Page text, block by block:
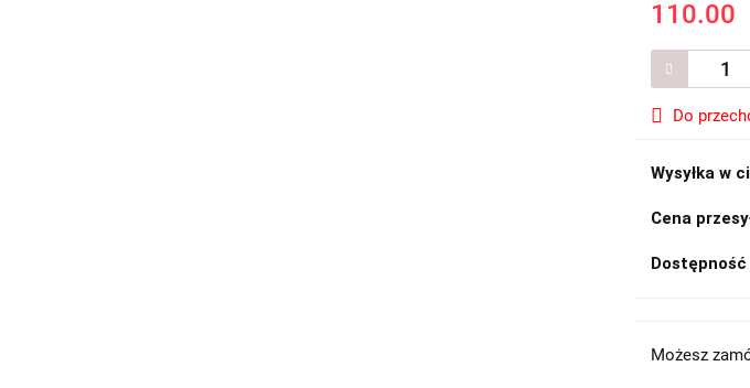
110.00
Do
Wysyłka w
Cena
Dostępność
Możesz